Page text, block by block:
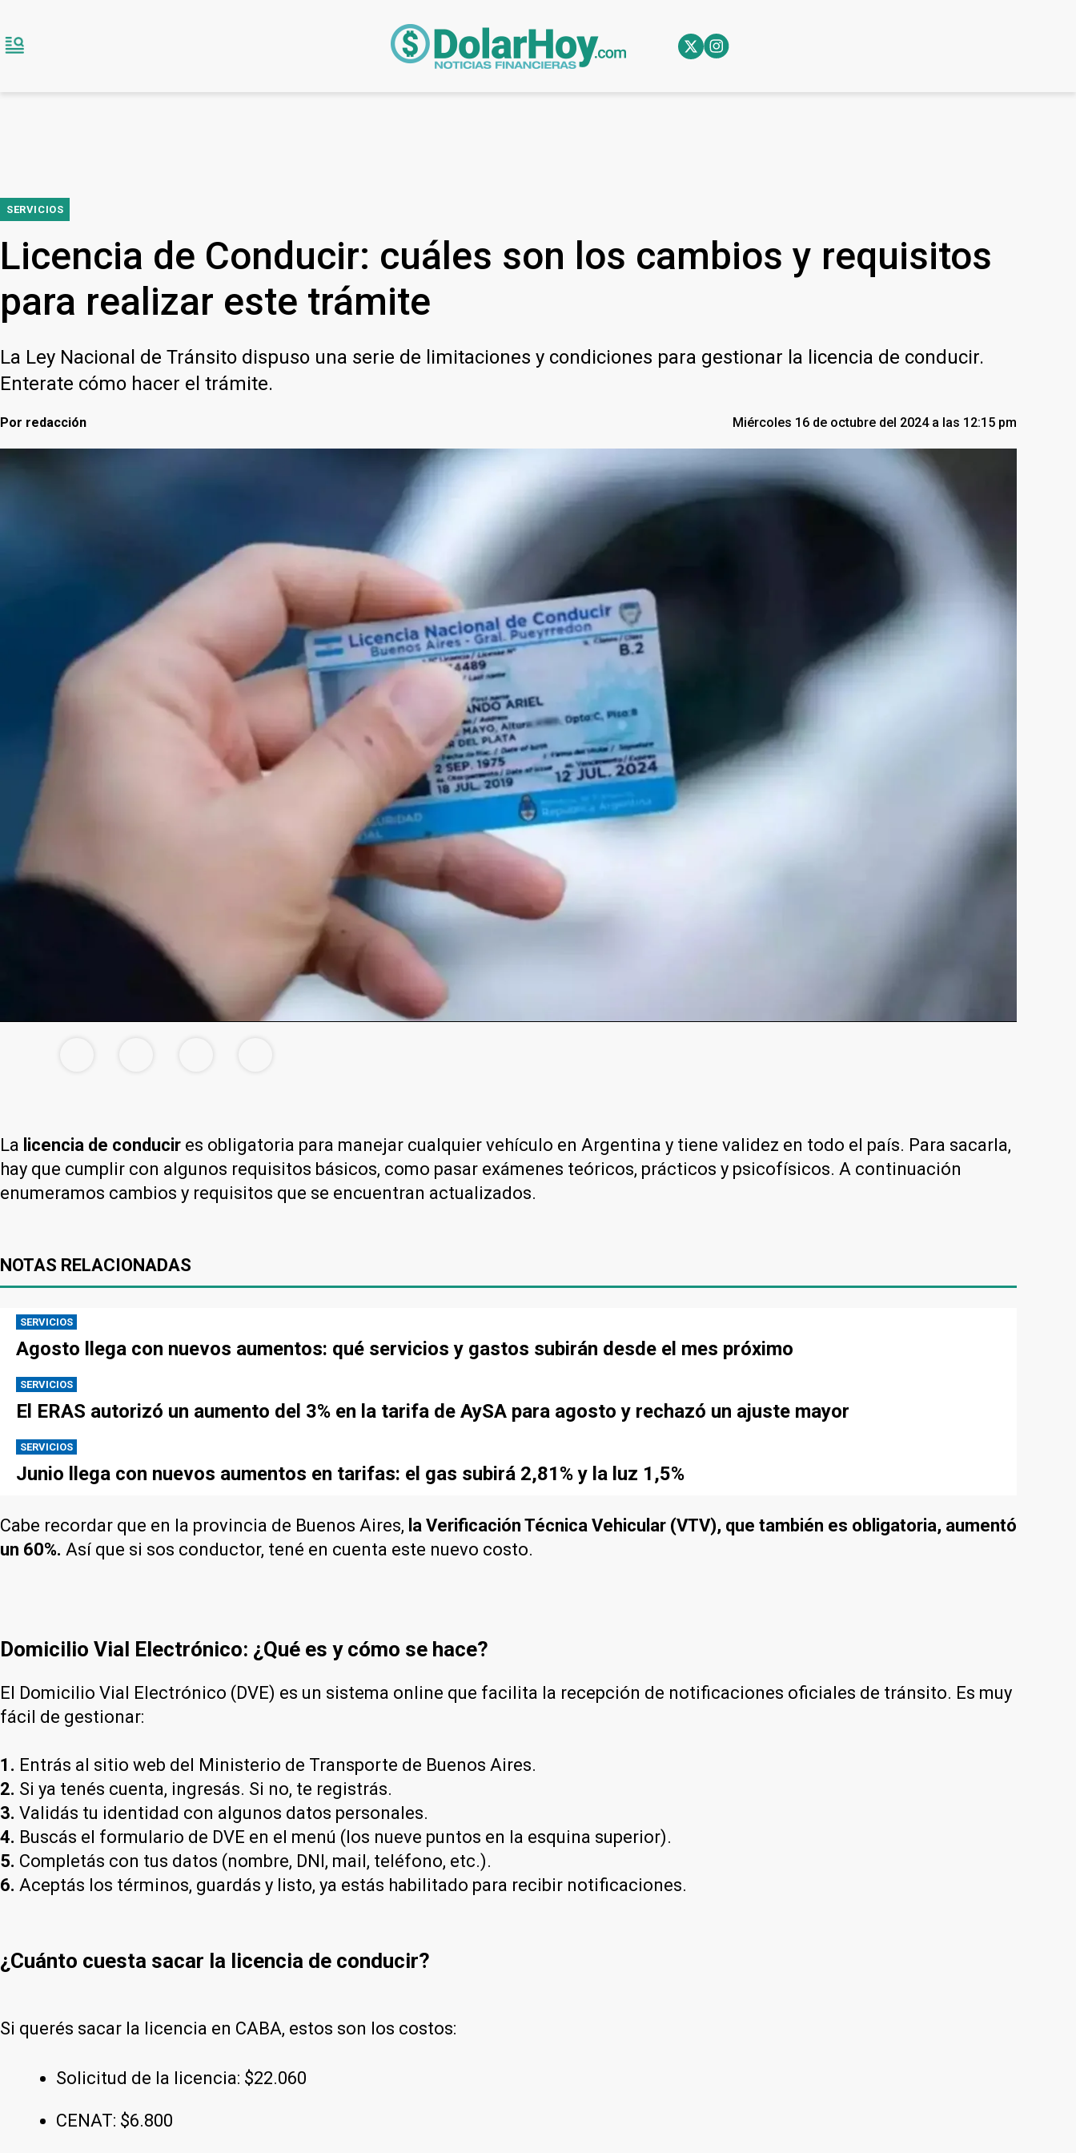
SERVICIOS
Licencia de Conducir: cuáles son los cambios y requisitos
para realizar este trámite
La Ley Nacional de Tránsito dispuso una serie de limitaciones y condiciones para gestionar la licencia de conducir.
Enterate cómo hacer el trámite.
Por redacción Miércoles 16 de octubre del 2024 a las 12:15 pm
La licencia de conducir es obligatoria para manejar cualquier vehículo en Argentina y tiene validez en todo el país. Para sacarla,
hay que cumplir con algunos requisitos básicos, como pasar exámenes teóricos, prácticos y psicofísicos. A continuación
enumeramos cambios y requisitos que se encuentran actualizados.
NOTAS RELACIONADAS
SERVICIOS
Agosto llega con nuevos aumentos: qué servicios y gastos subirán desde el mes próximo
SERVICIOS
El ERAS autorizó un aumento del 3% en la tarifa de AySA para agosto y rechazó un ajuste mayor
SERVICIOS
Junio llega con nuevos aumentos en tarifas: el gas subirá 2,81% y la luz 1,5%
Cabe recordar que en la provincia de Buenos Aires, la Verificación Técnica Vehicular (VTV), que también es obligatoria, aumentó
un 60%. Así que si sos conductor, tené en cuenta este nuevo costo.
Domicilio Vial Electrónico: ¿Qué es y cómo se hace?
El Domicilio Vial Electrónico (DVE) es un sistema online que facilita la recepción de notificaciones oficiales de tránsito. Es muy
fácil de gestionar:
1. Entrás al sitio web del Ministerio de Transporte de Buenos Aires.
2. Si ya tenés cuenta, ingresás. Si no, te registrás.
3. Validás tu identidad con algunos datos personales.
4. Buscás el formulario de DVE en el menú (los nueve puntos en la esquina superior).
5. Completás con tus datos (nombre, DNI, mail, teléfono, etc.).
6. Aceptás los términos, guardás y listo, ya estás habilitado para recibir notificaciones.
¿Cuánto cuesta sacar la licencia de conducir?
Si querés sacar la licencia en CABA, estos son los costos:
Solicitud de la licencia: $22.060
CENAT: $6.800